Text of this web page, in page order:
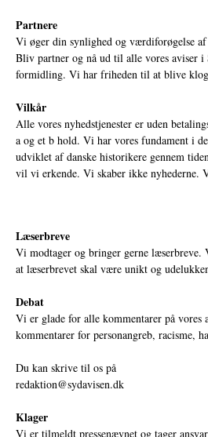
Partnere
Vi øger din synlighed og værdiforøgelse
Bliv partner og nå ud til alle vores aviser
formidling. Vi har friheden til at blive
Vilkår
Alle vores nyhedstjenester er uden
a og et b hold. Vi har vores fundament i
udviklet af danske historikere gennem
vil vi erkende. Vi skaber ikke nyhederne.
Læserbreve
Vi modtager og bringer gerne
at læserbrevet skal være unikt og
Debat
Vi er glade for alle kommentarer på
kommentarer for personangreb, racisme,
Du kan skrive til os på
redaktion@sydavisen.dk
Klager
Vi er tilmeldt pressenævnet og tager